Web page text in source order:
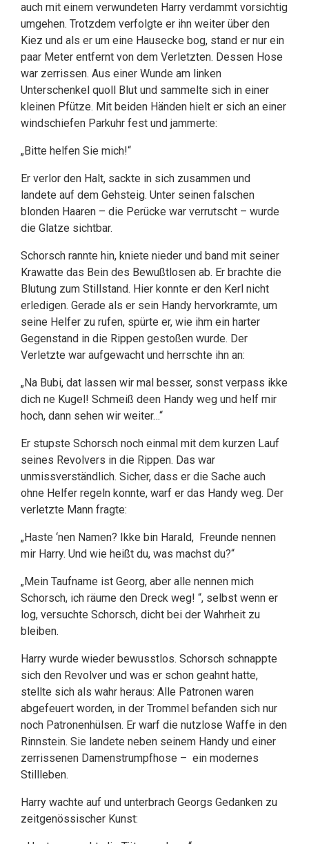
auch mit einem verwundeten Harry verdammt vorsichtig
umgehen. Trotzdem verfolgte er ihn weiter über den
Kiez und als er um eine Hausecke bog, stand er nur ein
paar Meter entfernt von dem Verletzten. Dessen Hose
war zerrissen. Aus einer Wunde am linken
Unterschenkel quoll Blut und sammelte sich in einer
kleinen Pfütze. Mit beiden Händen hielt er sich an einer
windschiefen Parkuhr fest und jammerte:
„Bitte helfen Sie mich!“
Er verlor den Halt, sackte in sich zusammen und
landete auf dem Gehsteig. Unter seinen falschen
blonden Haaren – die Perücke war verrutscht – wurde
die Glatze sichtbar.
Schorsch rannte hin, kniete nieder und band mit seiner
Krawatte das Bein des Bewußtlosen ab. Er brachte die
Blutung zum Stillstand. Hier konnte er den Kerl nicht
erledigen. Gerade als er sein Handy hervorkramte, um
seine Helfer zu rufen, spürte er, wie ihm ein harter
Gegenstand in die Rippen gestoßen wurde. Der
Verletzte war aufgewacht und herrschte ihn an:
„Na Bubi, dat lassen wir mal besser, sonst verpass ikke
dich ne Kugel! Schmeiß deen Handy weg und helf mir
hoch, dann sehen wir weiter…“
Er stupste Schorsch noch einmal mit dem kurzen Lauf
seines Revolvers in die Rippen. Das war
unmissverständlich. Sicher, dass er die Sache auch
ohne Helfer regeln konnte, warf er das Handy weg. Der
verletzte Mann fragte:
„Haste ‘nen Namen? Ikke bin Harald, Freunde nennen
mir Harry. Und wie heißt du, was machst du?“
„Mein Taufname ist Georg, aber alle nennen mich
Schorsch, ich räume den Dreck weg! “, selbst wenn er
log, versuchte Schorsch, dicht bei der Wahrheit zu
bleiben.
Harry wurde wieder bewusstlos. Schorsch schnappte
sich den Revolver und was er schon geahnt hatte,
stellte sich als wahr heraus: Alle Patronen waren
abgefeuert worden, in der Trommel befanden sich nur
noch Patronenhülsen. Er warf die nutzlose Waffe in den
Rinnstein. Sie landete neben seinem Handy und einer
zerrissenen Damenstrumpfhose – ein modernes
Stillleben.
Harry wachte auf und unterbrach Georgs Gedanken zu
zeitgenössischer Kunst: